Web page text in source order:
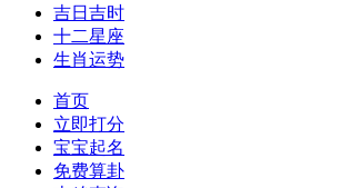
吉日吉时
十二星座
生肖运势
首页
立即打分
宝宝起名
免费算卦